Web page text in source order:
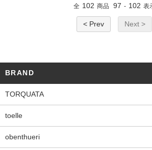
全 102 商品 97 - 102 表
< Prev Next >
BRAND
TORQUATA
toelle
obenthueri